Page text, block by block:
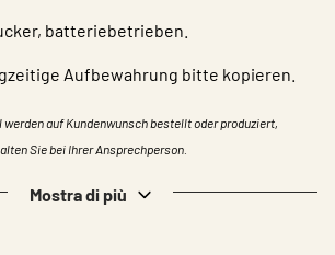
batteriebetrieben.
Aufbewahrung bitte kopieren.
auf Kundenwunsch bestellt oder produziert,
Sie bei Ihrer Ansprechperson.
Mostra di più